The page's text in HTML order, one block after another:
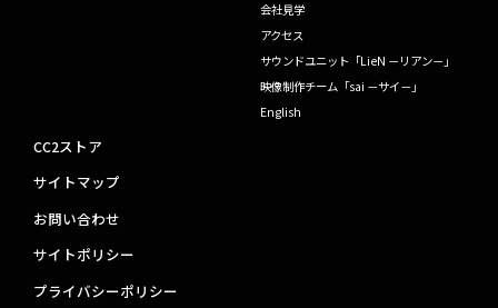
会社見学
アクセス
サウンドユニット「LieN －リアン－」
映像制作チーム「sai －サイ－」
English
CC2ストア
サイトマップ
お問い合わせ
サイトポリシー
プライバシーポリシー